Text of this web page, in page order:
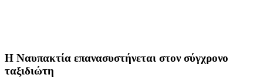
Η Ναυπακτία επανασυστήνεται στον σύγχρονο
ταξιδιώτη